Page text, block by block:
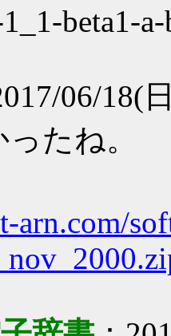
beta1-
06/18(
たね。
arn.com/